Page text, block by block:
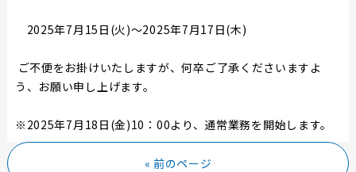
2025年7月15日(火)～2025年7月17日(木)
ご不便をお掛けいたしますが、何卒ご了承くださいますよ
う、お願い申し上げます。
※2025年7月18日(金)10：00より、通常業務を開始します。
« 前のページ